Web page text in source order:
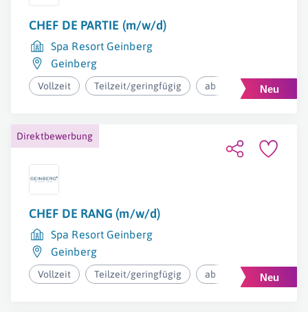
CHEF DE PARTIE (m/w/d)
Spa Resort Geinberg
Geinberg
Vollzeit Teilzeit/geringfügig ab 2.500€ pro Monat
Direktbewerbung
CHEF DE RANG (m/w/d)
Spa Resort Geinberg
Geinberg
Vollzeit Teilzeit/geringfügig ab 2.500€ pro Monat